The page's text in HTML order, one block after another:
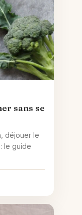
sans se
déjouer le
le guide